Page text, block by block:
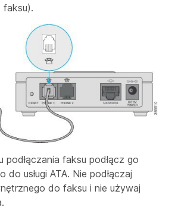
faksu).
podłączania faksu podłącz go
do usługi ATA. Nie podłączaj
do faksu i nie używaj